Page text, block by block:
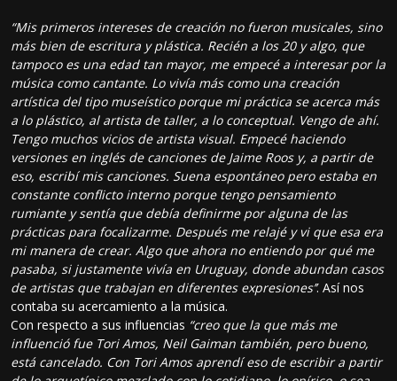
“Mis primeros intereses de creación no fueron musicales, sino
más bien de escritura y plástica. Recién a los 20 y algo, que
tampoco es una edad tan mayor, me empecé a interesar por la
música como cantante. Lo vivía más como una creación
artística del tipo museístico porque mi práctica se acerca más
a lo plástico, al artista de taller, a lo conceptual. Vengo de ahí.
Tengo muchos vicios de artista visual. Empecé haciendo
versiones en inglés de canciones de Jaime Roos y, a partir de
eso, escribí mis canciones. Suena espontáneo pero estaba en
constante conflicto interno porque tengo pensamiento
rumiante y sentía que debía definirme por alguna de las
prácticas para focalizarme. Después me relajé y vi que esa era
mi manera de crear. Algo que ahora no entiendo por qué me
pasaba, si justamente vivía en Uruguay, donde abundan casos
de artistas que trabajan en diferentes expresiones’’. Así nos
contaba su acercamiento a la música.
Con respecto a sus influencias “creo que la que más me
influenció fue Tori Amos, Neil Gaiman también, pero bueno,
está cancelado. Con Tori Amos aprendí eso de escribir a partir